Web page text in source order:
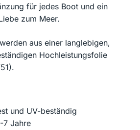
für jedes Boot und ein
zum Meer.
aus einer langlebigen,
Hochleistungsfolie
und UV-beständig
7 Jahre